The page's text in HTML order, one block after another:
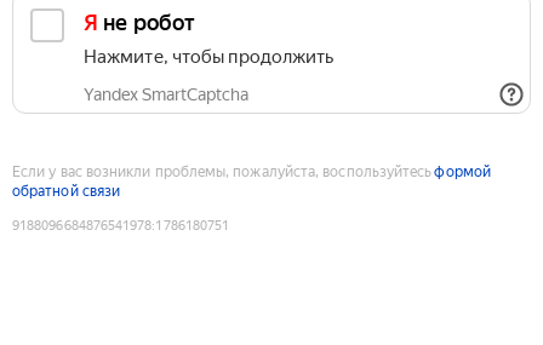
Я не робот
Нажмите, чтобы продолжить
Yandex SmartCaptcha
Если у вас возникли проблемы, пожалуйста, воспользуйтесьформой
обратной связи
9188096684876541978:1786180751